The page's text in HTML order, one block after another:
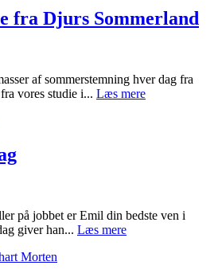
fra Djurs Sommerland
af sommerstemning hver dag fra
vores studie i... Læs mere
på jobbet er Emil din bedste ven i
giver han... Læs mere